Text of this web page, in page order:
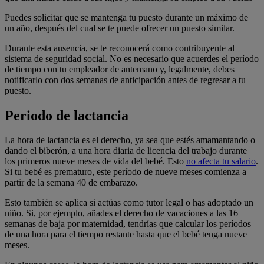
Puedes solicitar que se mantenga tu puesto durante un máximo de
un año, después del cual se te puede ofrecer un puesto similar.
Durante esta ausencia, se te reconocerá como contribuyente al
sistema de seguridad social. No es necesario que acuerdes el período
de tiempo con tu empleador de antemano y, legalmente, debes
notificarlo con dos semanas de anticipación antes de regresar a tu
puesto.
Periodo de lactancia
La hora de lactancia es el derecho, ya sea que estés amamantando o
dando el biberón, a una hora diaria de licencia del trabajo durante
los primeros nueve meses de vida del bebé. Esto no afecta tu salario.
Si tu bebé es prematuro, este período de nueve meses comienza a
partir de la semana 40 de embarazo.
Esto también se aplica si actúas como tutor legal o has adoptado un
niño. Si, por ejemplo, añades el derecho de vacaciones a las 16
semanas de baja por maternidad, tendrías que calcular los períodos
de una hora para el tiempo restante hasta que el bebé tenga nueve
meses.